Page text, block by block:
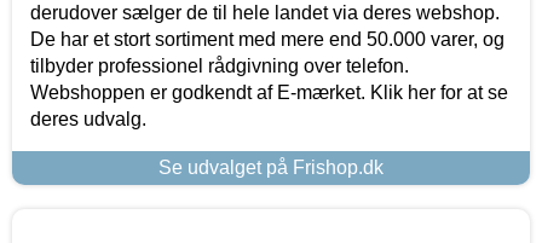
derudover sælger de til hele landet via deres webshop.
De har et stort sortiment med mere end 50.000 varer, og
tilbyder professionel rådgivning over telefon.
Webshoppen er godkendt af E-mærket. Klik her for at se
deres udvalg.
Se udvalget på Frishop.dk